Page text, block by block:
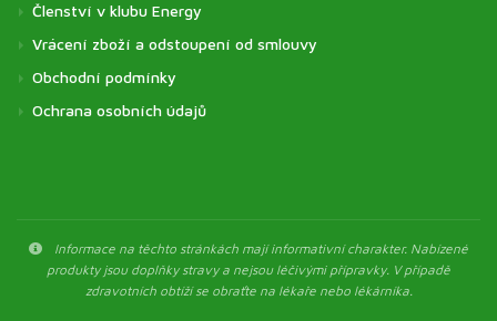
Členství v klubu Energy
Vrácení zboží a odstoupení od smlouvy
Obchodní podmínky
Ochrana osobních údajů
Informace na těchto stránkách mají informativní charakter. Nabízené
produkty jsou doplňky stravy a nejsou léčivými přípravky. V případě
zdravotních obtíží se obraťte na lékaře nebo lékárníka.